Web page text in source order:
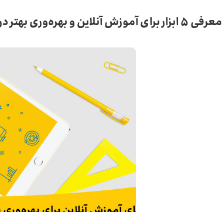
معرفی ۵ ابزار برای آموزش آنلاین و بهره‌‌وری بهتر در دوران قرنطینه